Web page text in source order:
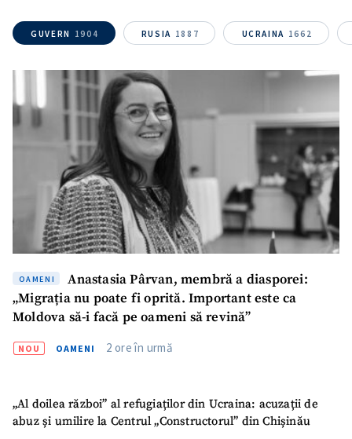
GUVERN 1904 RUSIA 1887 UCRAINA 1662
OAMENI
Anastasia Pârvan, membră a diasporei:
„Migrația nu poate fi oprită. Important este ca
Moldova să-i facă pe oameni să revină”
NOU OAMENI 2 ore în urmă
„Al doilea război” al refugiaților din Ucraina: acuzații de
abuz și umilire la Centrul „Constructorul” din Chișinău